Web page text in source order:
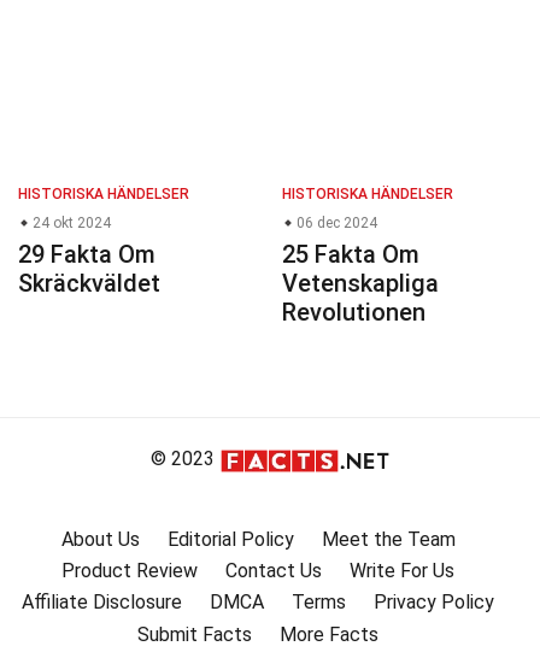
HISTORISKA HÄNDELSER
24 okt 2024
29 Fakta Om
Skräckväldet
HISTORISKA HÄNDELSER
06 dec 2024
25 Fakta Om
Vetenskapliga
Revolutionen
© 2023
About Us Editorial Policy
Meet the Team
Product Review
Contact Us
Write For Us
Affiliate Disclosure
DMCA Terms
Privacy Policy
Submit Facts
More Facts